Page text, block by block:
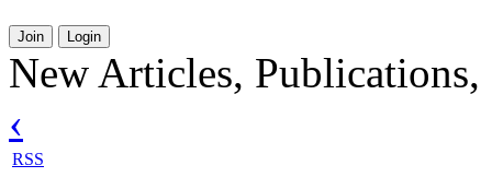
Join Login
New Articles, Publications,
‹
RSS